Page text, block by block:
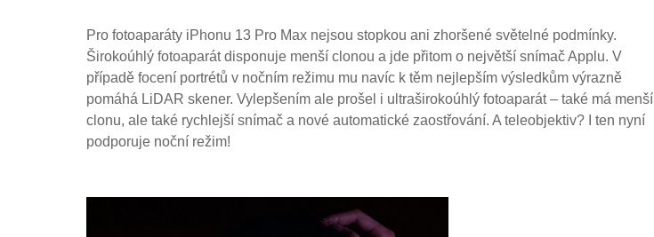
Pro fotoaparáty iPhonu 13 Pro Max nejsou stopkou ani zhoršené světelné podmínky.
Širokoúhlý fotoaparát disponuje menší clonou a jde přitom o největší snímač Applu. V
případě focení portrétů v nočním režimu mu navíc k těm nejlepším výsledkům výrazně
pomáhá LiDAR skener. Vylepšením ale prošel i ultraširokoúhlý fotoaparát – také má menší
clonu, ale také rychlejší snímač a nové automatické zaostřování. A teleobjektiv? I ten nyní
podporuje noční režim!